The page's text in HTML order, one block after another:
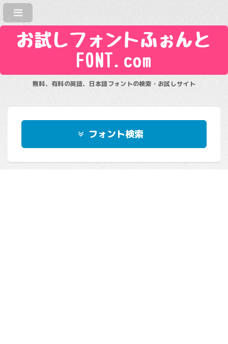
お試しフォントふぉんと
FONT.com
無料、有料の英語、日本語フォントの検索・お試しサイト
フォント検索